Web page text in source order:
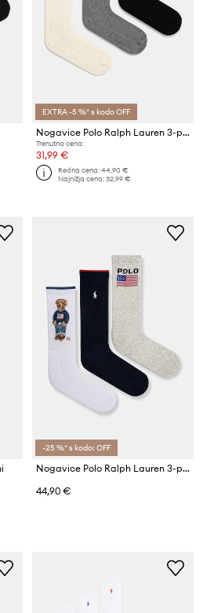
EXTRA -5 %* s kodo OFF
Nogavice Polo Ralph Lauren 3-pack
Trenutna cena:
31,99 €
Redna cena:44,90 €
Najnižja cena:32,99 €
-25 %* s kodo: OFF
Nogavice Polo Ralph Lauren 3-pack
44,90 €